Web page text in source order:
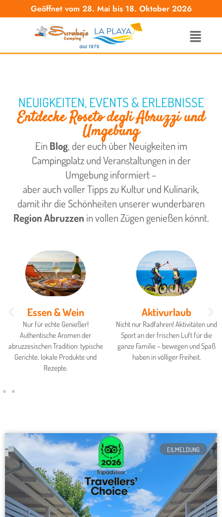
Geöffnet vom 28. Mai bis 18. Oktober 2026
NEUIGKEITEN, EVENTS & ERLEBNISSE
Entdecke Roseto degli Abruzzi und
Umgebung
Ein Blog, der euch über Neuigkeiten im
Campingplatz und Veranstaltungen in der
Umgebung informiert –
aber auch voller Tipps zu Kultur und Kulinarik,
damit ihr die Schönheiten unserer wunderbaren
Region Abruzzen in vollen Zügen genießen könnt.
Essen & Wein
Nur für echte Genießer!
Authentische Aromen der
abruzzesischen Tradition: typische
Gerichte, lokale Produkte und
Rezepte.
Aktivurlaub
Nicht nur Radfahren! Aktivitäten und
Sport an der frischen Luft für die
ganze Familie – bewegen und Spaß
haben in völliger Freiheit.
EILMELDUNG